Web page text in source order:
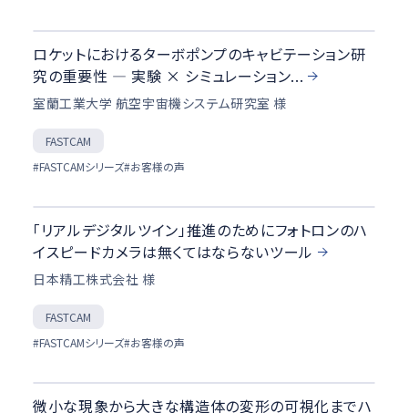
ロケットにおけるターボポンプのキャビテーション研
究の重要性 ― 実験 × シミュレーション...
室蘭工業大学 航空宇宙機システム研究室 様
FASTCAM
#FASTCAMシリーズ#お客様の声
「リアルデジタルツイン」推進のためにフォトロンのハ
イスピードカメラは無くてはならないツール
日本精工株式会社 様
FASTCAM
#FASTCAMシリーズ#お客様の声
微小な現象から大きな構造体の変形の可視化までハ